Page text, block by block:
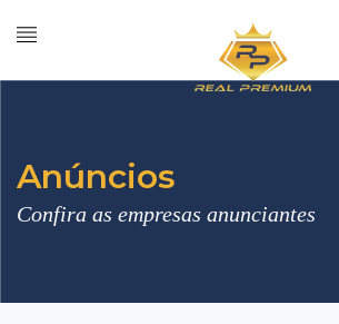
Anúncios
Confira as empresas anunciantes